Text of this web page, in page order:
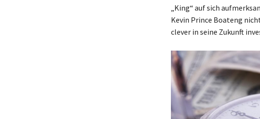
„King“ auf sich
Kevin Prince Boateng
clever in seine Zukunft